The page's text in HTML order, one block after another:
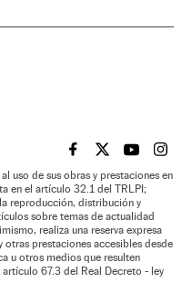
EL PAÍS BRASIL EN
EL PAÍSEL PAÍS
EL
uso de sus obras y prestaciones en
en el artículo 32.1 del TRLPI;
reproducción, distribución y
sobre temas de actualidad
realiza una reserva expresa
otras prestaciones accesibles desde
u otros medios que resulten
67.3 del Real Decreto - ley